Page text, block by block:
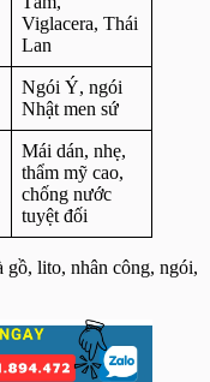
Viglacera, Thái
Lan
Ngói Ý, ngói
Nhật men sứ
Mái dán, nhẹ,
thẩm mỹ cao,
chống nước
tuyệt đối
gồ, lito, nhân công, ngói,